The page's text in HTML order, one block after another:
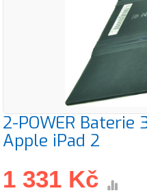
2-POWER
Apple iPad 2
1 331 Kč